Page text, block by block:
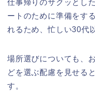
仕事帰りのサクッとし
ートのために準備をす
れるため、忙しい30代
場所選びについても、
どを選ぶ配慮を見せる
す。